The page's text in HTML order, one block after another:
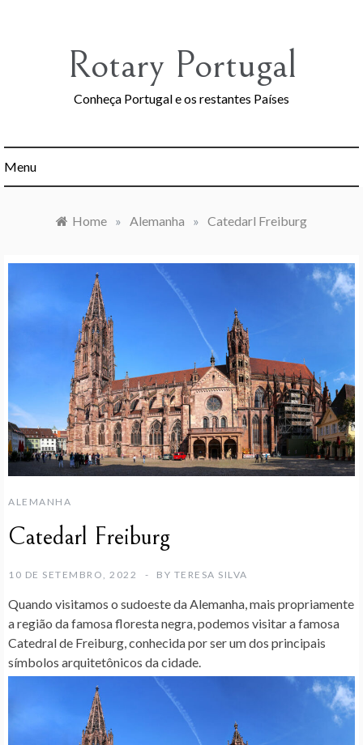
Rotary Portugal
Conheça Portugal e os restantes Países
Menu
Home » Alemanha » Catedarl Freiburg
ALEMANHA
Catedarl Freiburg
10 DE SETEMBRO, 2022 BY TERESA SILVA
Quando visitamos o sudoeste da Alemanha, mais propriamente
a região da famosa floresta negra, podemos visitar afamosa
Catedral de Freiburg, conhecida por ser um dos principais
símbolos arquitetônicos da cidade.